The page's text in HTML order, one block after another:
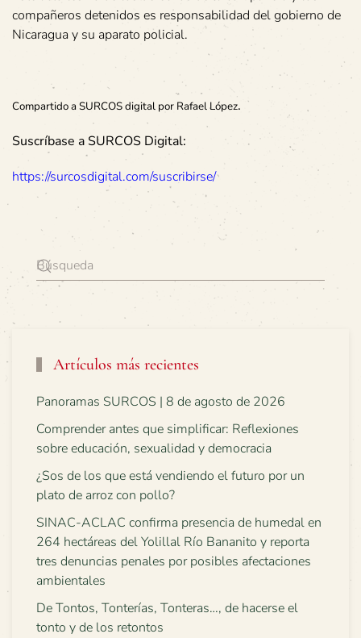
compañeros detenidos es responsabilidad del gobierno de
Nicaragua y su aparato policial.
Compartido a SURCOS digital por Rafael López.
Suscríbase a SURCOS Digital:
https://surcosdigital.com/suscribirse/
Artículos más recientes
Panoramas SURCOS | 8 de agosto de 2026
Comprender antes que simplificar: Reflexiones
sobre educación, sexualidad y democracia
¿Sos de los que está vendiendo el futuro por un
plato de arroz con pollo?
SINAC-ACLAC confirma presencia de humedal en
264 hectáreas del Yolillal Río Bananito y reporta
tres denuncias penales por posibles afectaciones
ambientales
De Tontos, Tonterías, Tonteras…, de hacerse el
tonto y de los retontos